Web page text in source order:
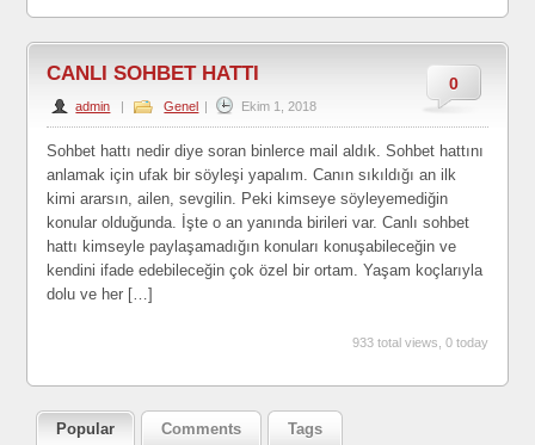
0
CANLI SOHBET HATTI
admin | Genel | Ekim 1, 2018
Sohbet hattı nedir diye soran binlerce mail aldık. Sohbet hattını
anlamak için ufak bir söyleşi yapalım. Canın sıkıldığı an ilk
kimi ararsın, ailen, sevgilin. Peki kimseye söyleyemediğin
konular olduğunda. İşte o an yanında birileri var. Canlı sohbet
hattı kimseyle paylaşamadığın konuları konuşabileceğin ve
kendini ifade edebileceğin çok özel bir ortam. Yaşam koçlarıyla
dolu ve her […]
933 total views, 0 today
Popular Comments Tags